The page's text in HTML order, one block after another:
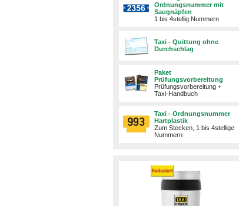
Ordnungsnummer mit
Saugnäpfen
1 bis 4stellig Nummern
Taxi - Quittung ohne
Durchschlag
Paket
Prüfungsvorbereitung
Prüfungsvorbereitung +
Taxi-Handbuch
Taxi - Ordnungsnummer
Hartplastik
Zum Stecken, 1 bis 4stellige
Nummern